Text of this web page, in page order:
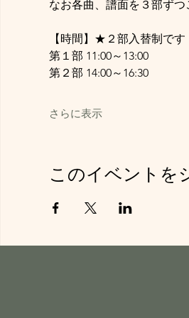
なお各曲、譜面を３部ずつ
【時間】★２部入替制です
第１部 11:00～13:00
第２部 14:00～16:30
さらに表示
このイベントを